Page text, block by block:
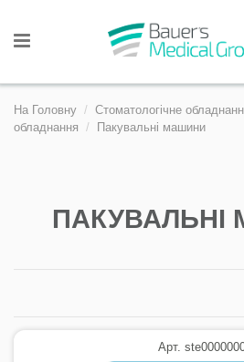
На Головну Стоматологічне
обладнання
Пакувальні машини
Арт.